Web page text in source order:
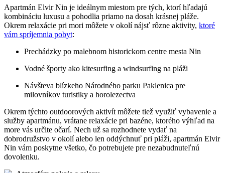
Apartmán Elvir Nin je ideálnym miestom pre tých, ktorí hľadajú
kombináciu luxusu a pohodlia priamo na dosah krásnej pláže.
Okrem relaxácie pri mori môžete v okolí nájsť rôzne aktivity, ktoré
vám spríjemnia pobyt:
Prechádzky po malebnom historickom centre mesta Nin
Vodné športy ako kitesurfing a windsurfing na pláži
Návšteva blízkeho Národného parku Paklenica pre
milovníkov turistiky a horolezectva
Okrem týchto outdoorových aktivít môžete tiež využiť vybavenie a
služby apartmánu, vrátane relaxácie pri bazéne, ktorého výhľad na
more vás určite očarí. Nech už sa rozhodnete vydať na
dobrodružstvo v okolí alebo len oddýchnuť pri pláži, apartmán Elvir
Nin vám poskytne všetko, čo potrebujete pre nezabudnuteľnú
dovolenku.